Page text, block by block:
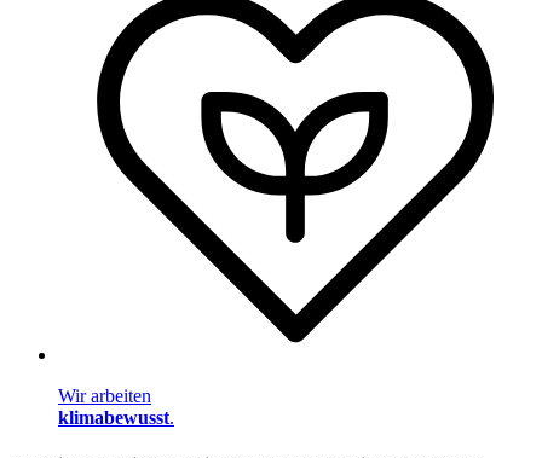
Wir arbeiten
klimabewusst.